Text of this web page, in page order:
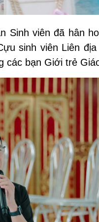
Sinh viênđã hân
sinh viên Liên
các bạn Giới trẻ